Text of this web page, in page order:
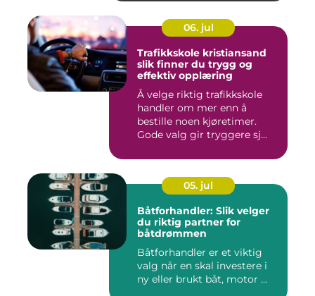
06. jul
Trafikkskole kristiansand
slik finner du trygg og
effektiv opplæring
Å velge riktig trafikkskole
handler om mer enn å
bestille noen kjøretimer.
Gode valg gir tryggere sj...
05. jul
Båtforhandler: Slik velger
du riktig partner for
båtdrømmen
Båtforhandler er et viktig
valg når en skal investere i
ny eller brukt båt, motor ...